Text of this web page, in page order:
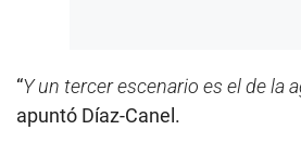
“Y un tercer escenario es el de la
apuntó Díaz-Canel.